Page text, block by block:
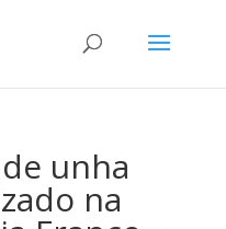
unha
na